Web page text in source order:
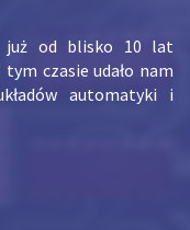
już od blisko 10 lat
czasie udało nam
automatyki i